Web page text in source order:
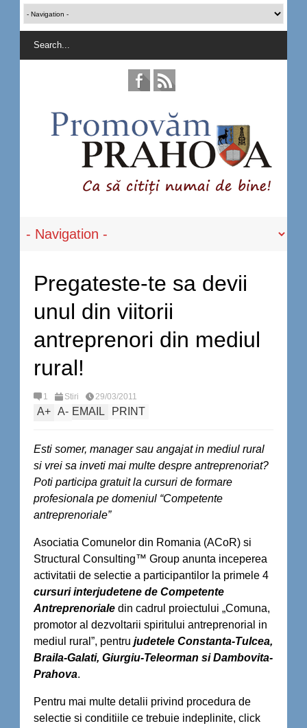
Pregateste-te sa devii
unul din viitorii
antreprenori din mediul
rural!
1 Stiri 29/03/2011
A+ A- EMAIL PRINT
Esti somer, manager sau angajat in mediul rural
si vrei sa inveti mai multe despre antreprenoriat?
Poti participa gratuit la cursuri de formare
profesionala pe domeniul “Competente
antreprenoriale”
Asociatia Comunelor din Romania (ACoR) si
Structural Consulting™ Group anunta inceperea
activitatii de selectie a participantilor la primele 4
cursuri interjudetene de Competente
Antreprenoriale din cadrul proiectului „Comuna,
promotor al dezvoltarii spiritului antreprenorial in
mediul rural”, pentru judetele Constanta-Tulcea,
Braila-Galati, Giurgiu-Teleorman si Dambovita-
Prahova.
Pentru mai multe detalii privind procedura de
selectie si conditiile ce trebuie indeplinite, click